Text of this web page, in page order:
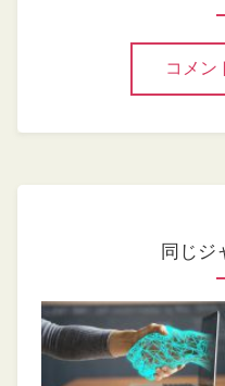
コメン
同じジ